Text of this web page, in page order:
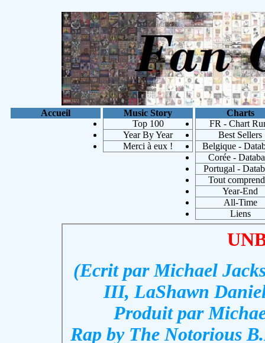
Accueil
Music Story
Top 100
Year By Year
Merci à eux !
Charts
FR - Chart
Best Sellers
Belgique -
Corée -
Portugal -
Tout
Year-End
All-Time
Liens